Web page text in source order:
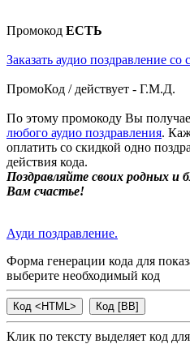
Промокод ЕСТЬ
Заказать аудио поздравление со
ПромоКод / действует - Г.М.Д.
По этому промокоду Вы
любого аудио поздравления.
оплатить со скидкой одно
действия кода.
Поздравляйте своих родных и
Вам счастье!
Ауди поздравление.
Форма генерации кода для
выберите необходимый код
Клик по тексту выделяет код